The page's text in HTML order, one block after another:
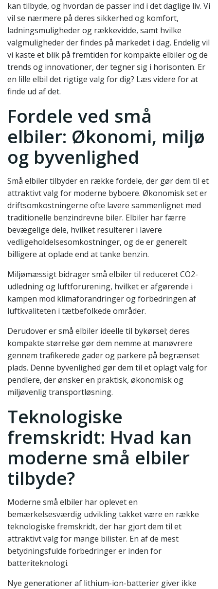
kan tilbyde, og hvordan de passer ind i det daglige liv. Vi
vil se nærmere på deres sikkerhed og komfort,
ladningsmuligheder og rækkevidde, samt hvilke
valgmuligheder der findes på markedet i dag. Endelig vil
vi kaste et blik på fremtiden for kompakte elbiler og de
trends og innovationer, der tegner sig i horisonten. Er
en lille elbil det rigtige valg for dig? Læs videre for at
finde ud af det.
Fordele ved små
elbiler: Økonomi, miljø
og byvenlighed
Små elbiler tilbyder en række fordele, der gør dem til et
attraktivt valg for moderne byboere. Økonomisk set er
driftsomkostningerne ofte lavere sammenlignet med
traditionelle benzindrevne biler. Elbiler har færre
bevægelige dele, hvilket resulterer i lavere
vedligeholdelsesomkostninger, og de er generelt
billigere at oplade end at tanke benzin.
Miljømæssigt bidrager små elbiler til reduceret CO2-
udledning og luftforurening, hvilket er afgørende i
kampen mod klimaforandringer og forbedringen af
luftkvaliteten i tætbefolkede områder.
Derudover er små elbiler ideelle til bykørsel; deres
kompakte størrelse gør dem nemme at manøvrere
gennem trafikerede gader og parkere på begrænset
plads. Denne byvenlighed gør dem til et oplagt valg for
pendlere, der ønsker en praktisk, økonomisk og
miljøvenlig transportløsning.
Teknologiske
fremskridt: Hvad kan
moderne små elbiler
tilbyde?
Moderne små elbiler har oplevet en
bemærkelsesværdig udvikling takket være en række
teknologiske fremskridt, der har gjort dem til et
attraktivt valg for mange bilister. En af de mest
betydningsfulde forbedringer er inden for
batteriteknologi.
Nye generationer af lithium-ion-batterier giver ikke